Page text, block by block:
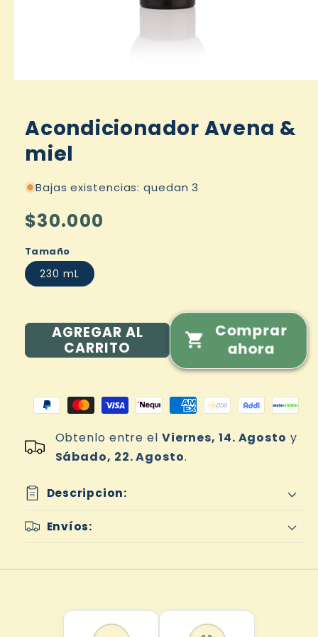
Acondicionador Avena &
miel
Bajas existencias: quedan 3
Precio
$30.000
Tamaño
230 mL
AGREGAR AL
CARRITO
Comprar
ahora
Obtenlo entre el Viernes, 14. Agosto y
Sábado, 22. Agosto.
Descripcion:
Descubre el
Envíos: